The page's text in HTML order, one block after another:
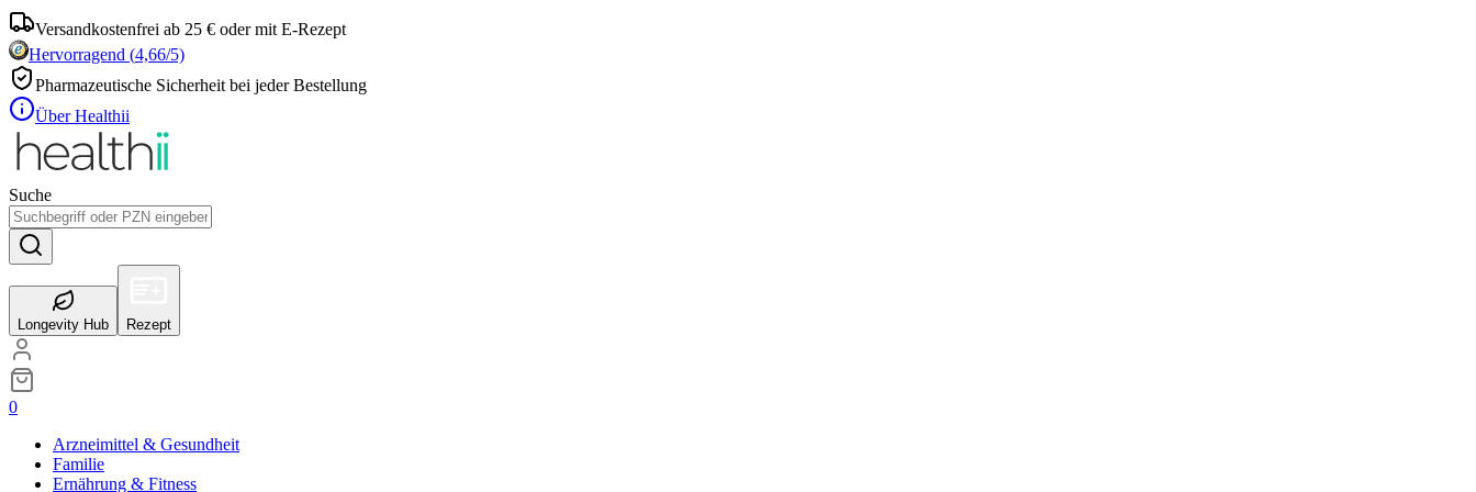
Versandkostenfrei ab 25 € oder mit E-Rezept
Hervorragend (4,66/5)
Pharmazeutische Sicherheit bei jeder Bestellung
Über Healthii
Suche
Longevity Hub Rezept
0
Arzneimittel & Gesundheit
Familie
Ernährung & Fitness